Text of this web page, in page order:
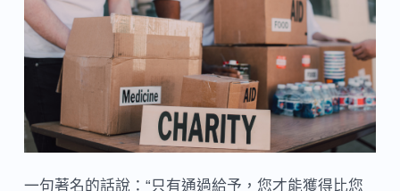
一句著名的話說：“只有通過給予，您才能獲得比您